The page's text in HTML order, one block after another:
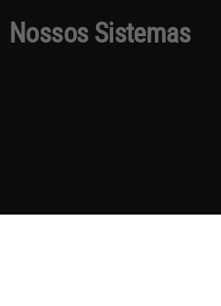
Nossos Sistemas